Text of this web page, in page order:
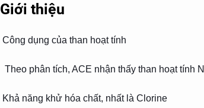
Giới thiệu
Công dụng của than hoạt tính
Theo phân tích, ACE nhận thấy than hoạt tính
Khả năng khử hóa chất, nhất là Clorine